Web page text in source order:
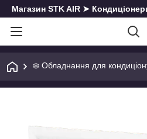
Магазин STK AIR ➤
❄️ Обладнання для